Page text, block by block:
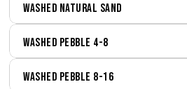
Washed Natural Sand
Washed Pebble 4-8
Washed Pebble 8-16